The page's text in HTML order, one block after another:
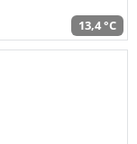
13,4 °C